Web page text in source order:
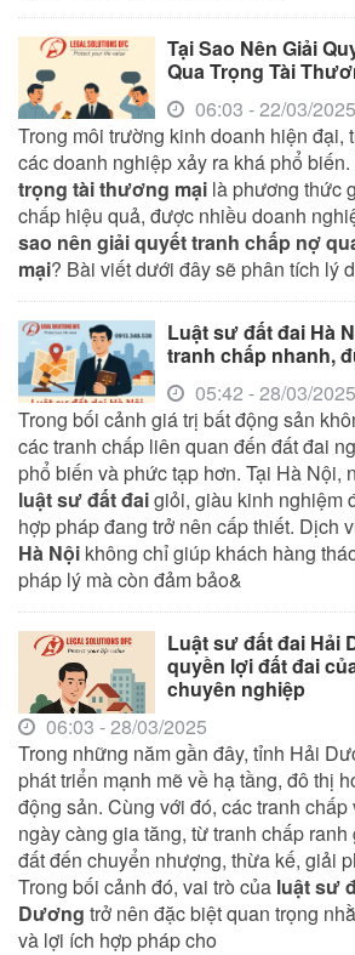
Tại Sao Nên Giải
Qua Trọng Tài
06:03 - 22/03/2025
Trong môi trường kinh doanh hiện đại,
các doanh nghiệp xảy ra khá phổ
trọng tài thương mại là phương thức
chấp hiệu quả, được nhiều doanh
sao nên giải quyết tranh chấp nợ
mại? Bài viết dưới đây sẽ phân tích lý
Luật sư đất đai Hà
tranh chấp nhanh,
05:42 - 28/03/2025
Trong bối cảnh giá trị bất động sản
các tranh chấp liên quan đến đất đai
phổ biến và phức tạp hơn. Tại Hà Nội,
luật sư đất đaigiỏi, giàu kinh nghiệm
hợp pháp đang trở nên cấp thiết. Dịch
Hà Nội không chỉ giúp khách hàng
pháp lý mà còn đảm bảo&
Luật sư đất đai Hải
quyền lợi đất đai
chuyên nghiệp
06:03 - 28/03/2025
Trong những năm gần đây, tỉnh Hải
phát triển mạnh mẽ về hạ tầng, đô thị
động sản. Cùng với đó, các tranh chấp
ngày càng gia tăng, từ tranh chấp
đất đến chuyển nhượng, thừa kế, giải
Trong bối cảnh đó, vai trò của luật sư
Dương trở nên đặc biệt quan trọng
và lợi ích hợp pháp cho